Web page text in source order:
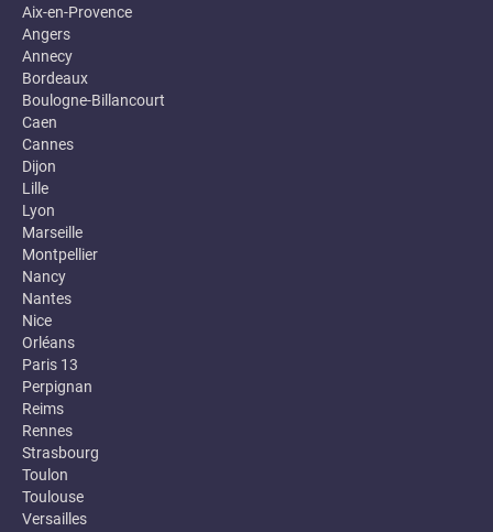
Aix-en-Provence
Angers
Annecy
Bordeaux
Boulogne-Billancourt
Caen
Cannes
Dijon
Lille
Lyon
Marseille
Montpellier
Nancy
Nantes
Nice
Orléans
Paris 13
Perpignan
Reims
Rennes
Strasbourg
Toulon
Toulouse
Versailles